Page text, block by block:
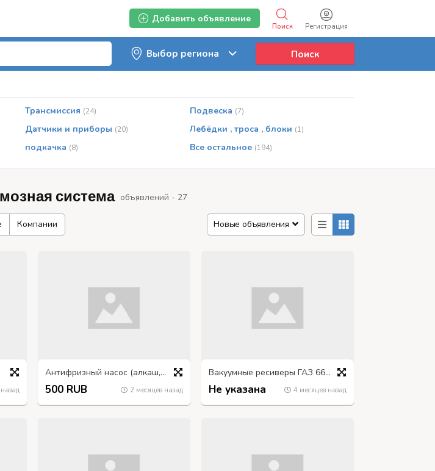
Регистрация
Поиск
Добавить объявление
Поиск
Трансмиссия (24) Подвеска (7)
Датчики и приборы (20) Лебёдки , троса , блоки (1)
подкачка (8) Все остальное (194)
система объявлений - 27
Компании Новые объявления
Антифризный насос (алкаш, сикомат)
500 RUB 2 месяцев назад
Вакуумные ресиверы ГАЗ 66 3307
Не указана 4 месяцев назад